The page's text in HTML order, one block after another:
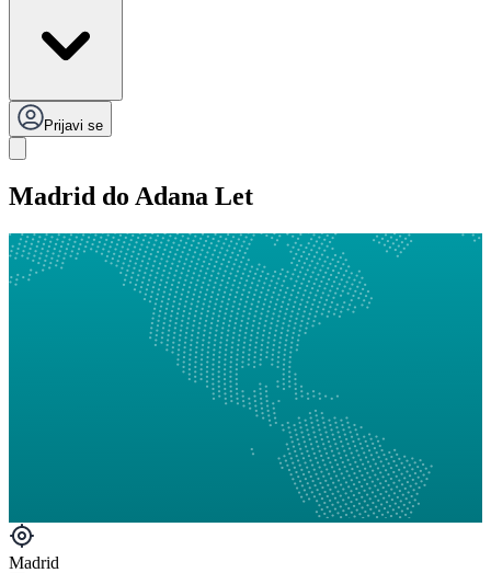
Prijavi se
Madrid do Adana Let
Madrid